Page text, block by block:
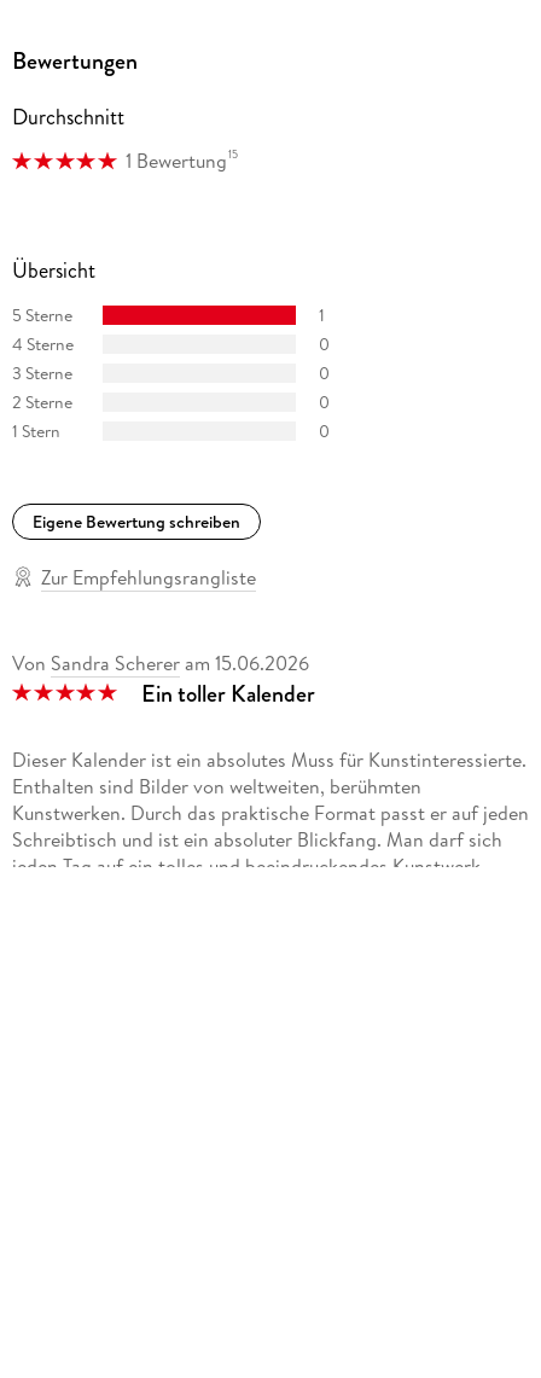
Bewertungen
Durchschnitt
1 Bewertung15
Übersicht
5 Sterne
1
4 Sterne
0
3 Sterne
0
2 Sterne
0
1 Stern
0
Eigene Bewertung schreiben
Zur Empfehlungsrangliste
Von Sandra Scherer am 15.06.2026
Ein toller Kalender
Dieser Kalender ist ein absolutes Muss für Kunstinteressierte.
Enthalten sind Bilder von weltweiten, berühmten
Kunstwerken. Durch das praktische Format passt er auf jeden
Schreibtisch und ist ein absoluter Blickfang. Man darf sich
jeden Tag auf ein tolles und beeindruckendes Kunstwerk